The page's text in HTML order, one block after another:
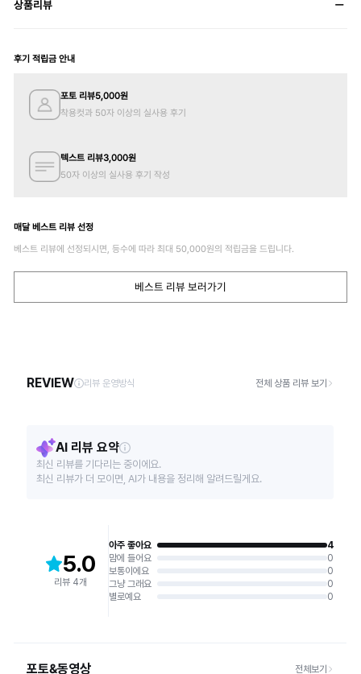
상품리뷰
후기 적립금 안내
포토 리뷰5,000원
착용컷과 50자 이상의 실사용 후기
텍스트 리뷰3,000원
50자 이상의 실사용 후기 작성
매달 베스트 리뷰 선정
베스트 리뷰에 선정되시면, 등수에 따라 최대 50,000원의 적립금을 드립니다.
베스트 리뷰 보러가기